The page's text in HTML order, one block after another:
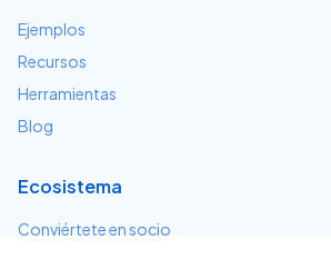
Ejemplos
Recursos
Herramientas
Blog
Ecosistema
Conviértete en socio